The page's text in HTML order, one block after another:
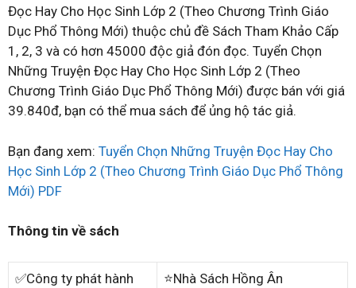
Đọc Hay Cho Học Sinh Lớp 2 (Theo Chương Trình Giáo
Dục Phổ Thông Mới) thuộc chủ đề Sách Tham Khảo Cấp
1, 2, 3 và có hơn 45000 độc giả đón đọc. Tuyển Chọn
Những Truyện Đọc Hay Cho Học Sinh Lớp 2 (Theo
Chương Trình Giáo Dục Phổ Thông Mới) được bán với giá
39.840đ, bạn có thể mua sách để ủng hộ tác giả.
Bạn đang xem: Tuyển Chọn Những Truyện Đọc Hay Cho
Học Sinh Lớp 2 (Theo Chương Trình Giáo Dục Phổ Thông
Mới) PDF
Thông tin về sách
✅Công ty phát hành ⭐Nhà Sách Hồng Ân